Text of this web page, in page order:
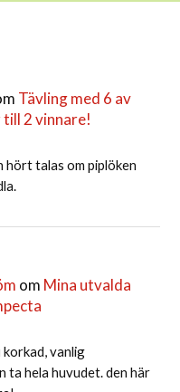
Tävling med 6 av
2 vinnare!
hört talas om piplöken
om Mina utvalda
korkad, vanlig
ta hela huvudet. den här